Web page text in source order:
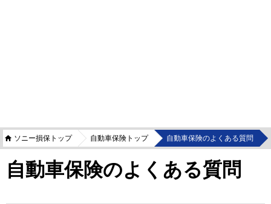
ソニー損保トップ 自動車保険トップ 自動車保険のよくある質問
自動車保険のよくある質問